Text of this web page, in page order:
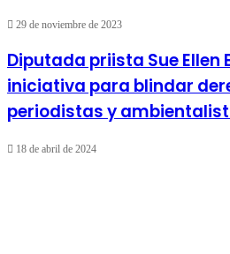
29 de noviembre de 2023
Diputada priista Sue Ellen
iniciativa para blindar
periodistas y
18 de abril de 2024